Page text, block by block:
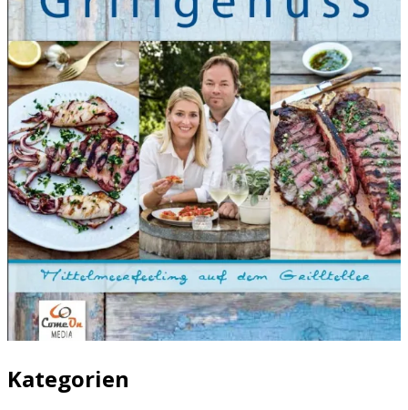
Kategorien